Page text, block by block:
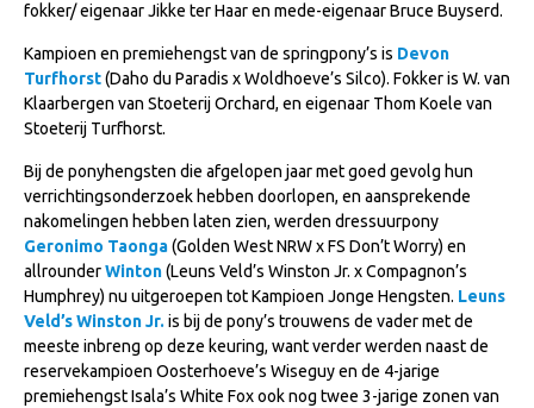
Onze fokkerij
Fokkerij informatie
Fokprogramma's en registratie
Veulen registratie
NRPS-Boegbeeld
Predicaten
Cornage
Röntgenonderzoek
WBSFH
fokker/ eigenaar Jikke ter Haar en mede-eigenaar Bruce Buyserd.
Kampioen en premiehengst van de springpony’s is Devon
Turfhorst(Daho du Paradis x Woldhoeve’s Silco). Fokker is W. van
Klaarbergen van Stoeterij Orchard, en eigenaar Thom Koele van
Stoeterij Turfhorst.
Bij de ponyhengsten die afgelopen jaar met goed gevolg hun
verrichtingsonderzoek hebben doorlopen, en aansprekende
nakomelingen hebben laten zien, werden dressuurpony
Geronimo Taonga(Golden West NRW x FS Don’t Worry) en
allrounderWinton(Leuns Veld’s Winston Jr. x Compagnon’s
Humphrey) nu uitgeroepen tot Kampioen Jonge Hengsten. Leuns
Veld’s Winston Jr. is bij de pony’s trouwens de vader met de
meeste inbreng op deze keuring, want verder werden naast de
reservekampioen Oosterhoeve’s Wiseguy en de 4-jarige
premiehengst Isala’s White Fox ook nog twee 3-jarige zonen van